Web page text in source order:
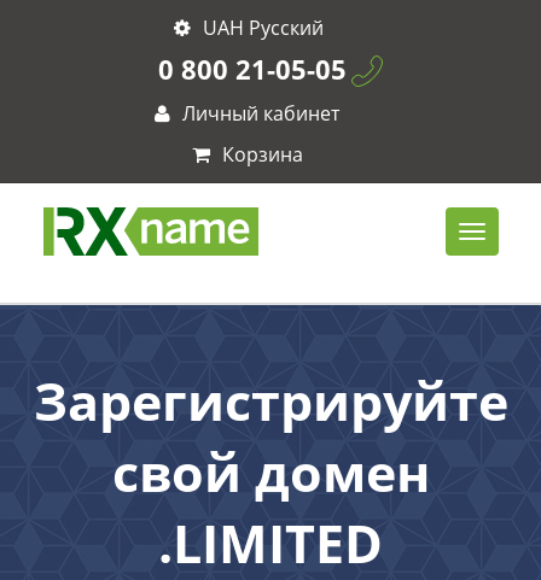
UAH Русский
0 800 21-05-05
Личный кабинет
Корзина
Зарегистрируйте
свой домен
.LIMITED